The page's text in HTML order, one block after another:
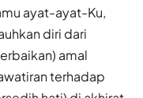
ayat-ayat-Ku,
diri dari
amal
terhadap